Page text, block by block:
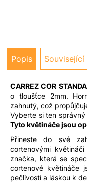
Popis Související
CARREZ COR
o tloušťce 2mm.
zahnutý, což
Vyberte si ten
Tyto květináče jsou
Přineste do své
cortenovými
značka, která se
cortenové květináče
pečlivostí a láskou k